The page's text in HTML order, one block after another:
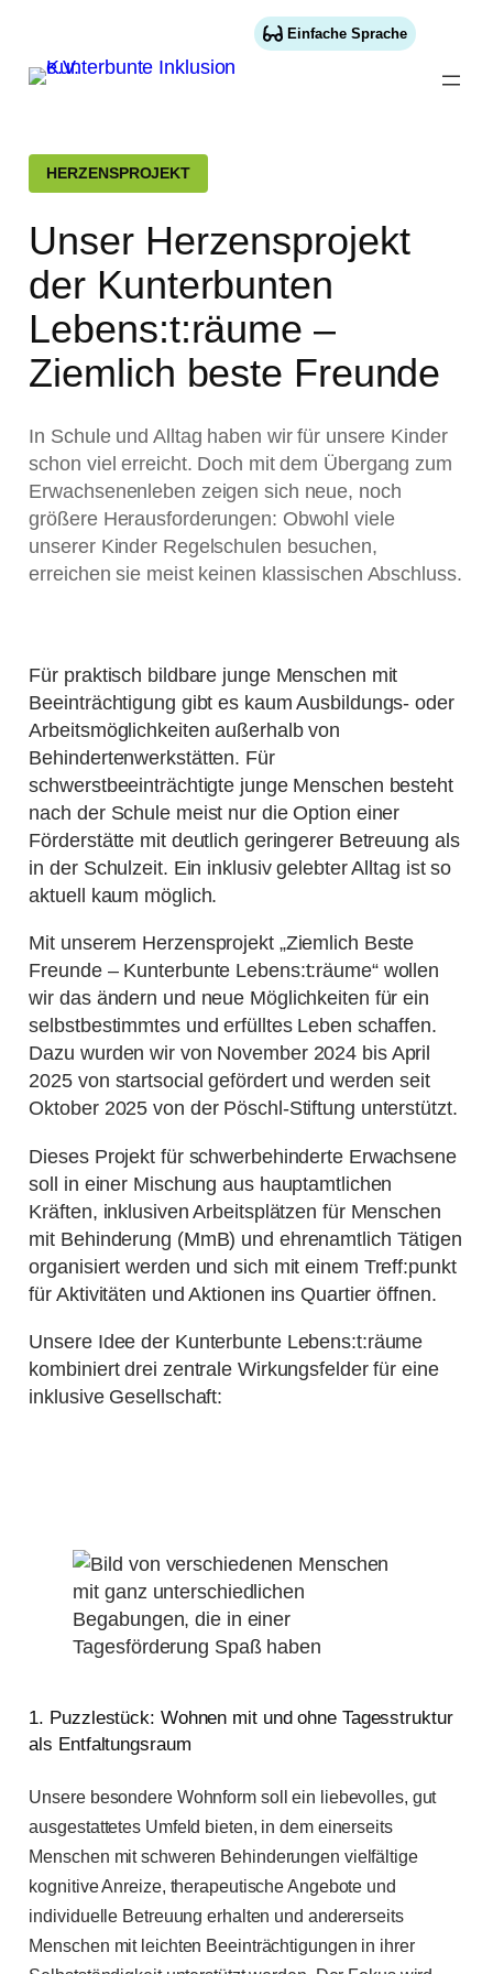
Einfache Sprache
HERZENSPROJEKT
Unser Herzensprojekt
der Kunterbunten
Lebens:t:räume –
Ziemlich beste Freunde
In Schule und Alltag haben wir für unsere Kinder
schon viel erreicht. Doch mit dem Übergang zum
Erwachsenenleben zeigen sich neue, noch
größere Herausforderungen: Obwohl viele
unserer Kinder Regelschulen besuchen,
erreichen sie meist keinen klassischen Abschluss.
Für praktisch bildbare junge Menschen mit
Beeinträchtigung gibt es kaum Ausbildungs- oder
Arbeitsmöglichkeiten außerhalb von
Behindertenwerkstätten. Für
schwerstbeeinträchtigte junge Menschen besteht
nach der Schule meist nur die Option einer
Förderstätte mit deutlich geringerer Betreuung als
in der Schulzeit. Ein inklusiv gelebter Alltag ist so
aktuell kaum möglich.
Mit unserem Herzensprojekt „Ziemlich Beste
Freunde – Kunterbunte Lebens:t:räume“ wollen
wir das ändern und neue Möglichkeiten für ein
selbstbestimmtes und erfülltes Leben schaffen.
Dazu wurden wir von November 2024 bis April
2025 von startsocial gefördert und werden seit
Oktober 2025 von der Pöschl-Stiftung unterstützt.
Dieses Projekt für schwerbehinderte Erwachsene
soll in einer Mischung aus hauptamtlichen
Kräften, inklusiven Arbeitsplätzen für Menschen
mit Behinderung (MmB) und ehrenamtlich Tätigen
organisiert werden und sich mit einem Treff:punkt
für Aktivitäten und Aktionen ins Quartier öffnen.
Unsere Idee der Kunterbunte Lebens:t:räume
kombiniert drei zentrale Wirkungsfelder für eine
inklusive Gesellschaft:
1. Puzzlestück: Wohnen mit und ohne Tagesstruktur
als Entfaltungsraum
Unsere besondere Wohnform soll ein liebevolles, gut
ausgestattetes Umfeld bieten, in dem einerseits
Menschen mit schweren Behinderungen vielfältige
kognitive Anreize, therapeutische Angebote und
individuelle Betreuung erhalten und andererseits
Menschen mit leichten Beeinträchtigungen in ihrer